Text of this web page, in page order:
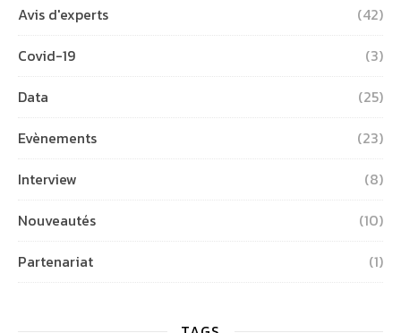
Avis d'experts
(42)
Covid-19
(3)
Data
(25)
Evènements
(23)
Interview
(8)
Nouveautés
(10)
Partenariat
(1)